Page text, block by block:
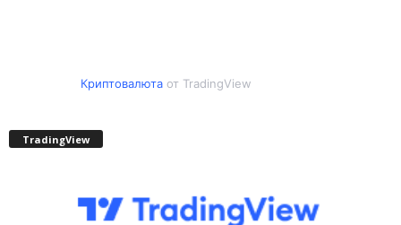
Криптовалютаот TradingView
TradingView